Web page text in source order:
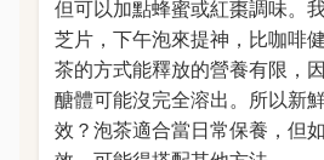
但可以加點蜂蜜或紅棗調味。
芝片，下午泡來提神，比咖啡
茶的方式能釋放的營養有限，
醣體可能沒完全溶出。所以新
效？泡茶適合當日常保養，但